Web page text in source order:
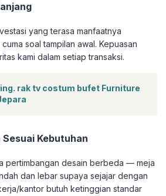
yang terasa manfaatnya
soal tampilan awal. Kepuasan
kami dalam setiap transaksi.
rak tv costum bufet Furniture
Kebutuhan
pertimbangan desain berbeda — meja
dan lebar supaya sejajar dengan
kantor butuh ketinggian standar